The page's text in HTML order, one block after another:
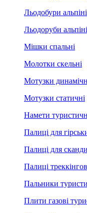
Льодобури
Льодоруби
Мішки спальні
Молотки скельні
Мотузки
Мотузки статичні
Намети
Палиці для
Палиці для
Палиці
Пальники
Плити газові